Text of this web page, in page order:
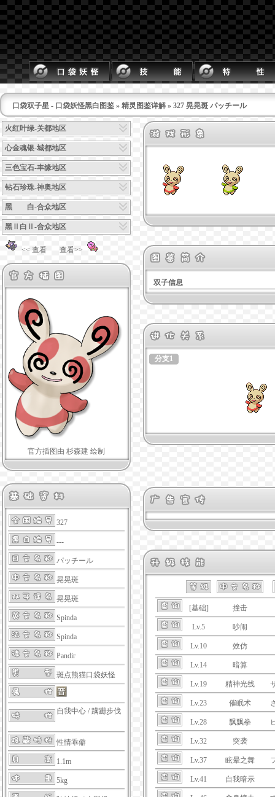
口袋双子星 - 口袋妖怪黑白图鉴 » 精灵图鉴详解 » 327 晃晃斑 パッチール
火红叶绿-关都地区
心金魂银-城都地区
三色宝石-丰缘地区
钻石珍珠-神奥地区
黑 白-合众地区
黑Ⅱ白Ⅱ-合众地区
<< 查看 查看>>
官方插图由 杉森建 绘制
327
---
パッチール
晃晃斑
晃晃斑
Spinda
Spinda
Pandir
斑点熊猫口袋妖怪
自我中心 /蹒跚步伐
性情乖僻
1.1m
5kg
双子信息
分支1
[基础] 撞击
Lv.5 吵闹
Lv.10 效仿
Lv.14 暗算
Lv.19 精神光线
Lv.23 催眠术
Lv.28 飘飘拳
Lv.32 突袭
Lv.37 眩晕之舞
Lv.41 自我暗示